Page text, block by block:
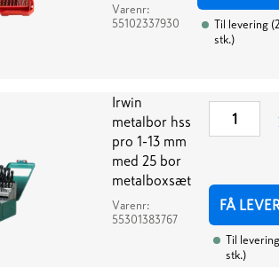
Varenr:
55102337930
Til levering (
stk.)
Irwin
metalbor hss
pro 1-13 mm
med 25 bor
metalboxsæt
Varenr:
55301383767
FÅ
Til levering
stk.)